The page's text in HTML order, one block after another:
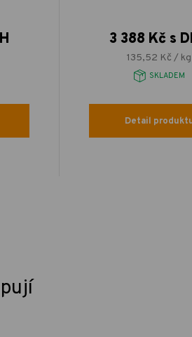
3 388 Kč s
135,52 Kč / kg
SKLADEM
Detail